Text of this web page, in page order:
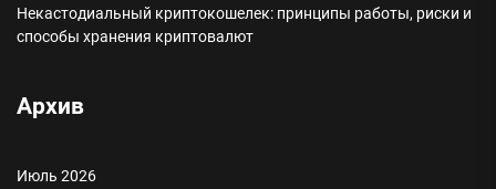
Некастодиальный криптокошелек: принципы работы, риски и
способы хранения криптовалют
Архив
Июль 2026